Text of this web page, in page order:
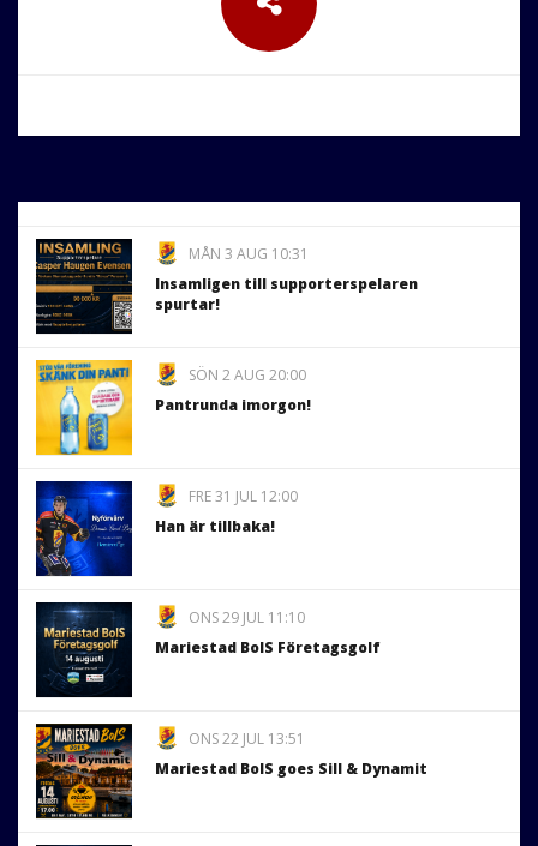
MÅN 3 AUG 10:31
Insamligen till supporterspelaren
spurtar!
SÖN 2 AUG 20:00
Pantrunda imorgon!
FRE 31 JUL 12:00
Han är tillbaka!
ONS 29 JUL 11:10
Mariestad BoIS Företagsgolf
ONS 22 JUL 13:51
Mariestad BoIS goes Sill & Dynamit